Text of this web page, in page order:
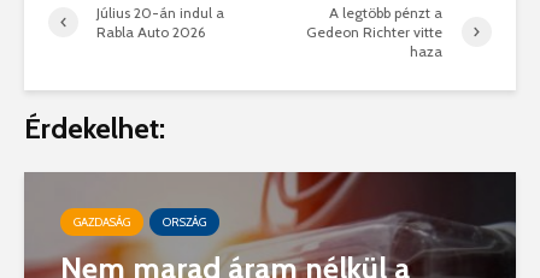
Július 20-án indul a
Rabla Auto 2026
A legtöbb pénzt a
Gedeon Richter vitte
haza
Érdekelhet:
GAZDASÁG ORSZÁG
Nem marad áram nélkül a